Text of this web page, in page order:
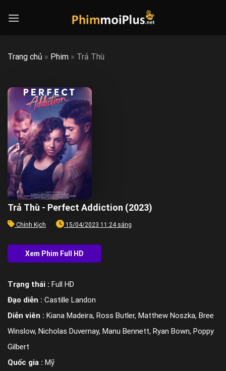
Trang chủ » Phim » Trả Thù
Trả Thù - Perfect Addiction (2023)
Chính Kịch 15/04/2023 11:24 sáng
Trạng thái : Full HD
Đạo diễn : Castille Landon
Diễn viên : Kiana Madeira, Ross Butler, Matthew Noszka, Bree
Winslow, Nicholas Duvernay, Manu Bennett, Ryan Bown, Poppy
Gilbert
Quốc gia : Mỹ